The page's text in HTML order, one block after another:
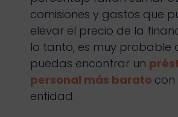
comisiones y gastos que
elevar el precio de la
lo tanto, es muy probable
puedas encontrar un
personal más barato
entidad.